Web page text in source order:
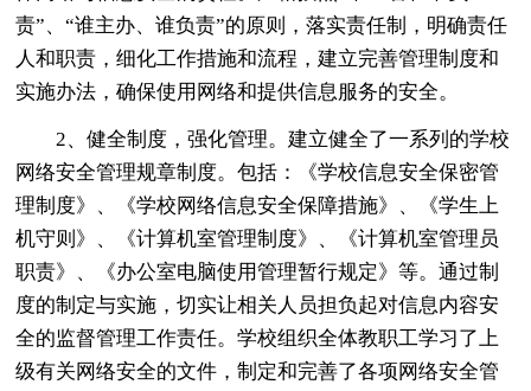
责”、“谁主办、谁负责”的原则，落实责任制，明确责任
人和职责，细化工作措施和流程，建立完善管理制度和
实施办法，确保使用网络和提供信息服务的安全。
2、健全制度，强化管理。建立健全了一系列的学校
网络安全管理规章制度。包括：《学校信息安全保密管
理制度》、《学校网络信息安全保障措施》、《学生上
机守则》、《计算机室管理制度》、《计算机室管理员
职责》、《办公室电脑使用管理暂行规定》等。通过制
度的制定与实施，切实让相关人员担负起对信息内容安
全的监督管理工作责任。学校组织全体教职工学习了上
级有关网络安全的文件，制定和完善了各项网络安全管